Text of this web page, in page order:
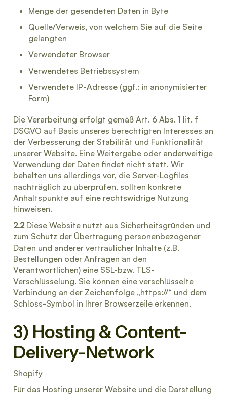
Menge der gesendeten Daten in Byte
Quelle/Verweis, von welchem Sie auf die Seite
gelangten
Verwendeter Browser
Verwendetes Betriebssystem
Verwendete IP-Adresse (ggf.: in anonymisierter
Form)
Die Verarbeitung erfolgt gemäß Art. 6 Abs. 1 lit. f
DSGVO auf Basis unseres berechtigten Interesses an
der Verbesserung der Stabilität und Funktionalität
unserer Website. Eine Weitergabe oder anderweitige
Verwendung der Daten findet nicht statt. Wir
behalten uns allerdings vor, die Server-Logfiles
nachträglich zu überprüfen, sollten konkrete
Anhaltspunkte auf eine rechtswidrige Nutzung
hinweisen.
2.2Diese Website nutzt aus Sicherheitsgründen und
zum Schutz der Übertragung personenbezogener
Daten und anderer vertraulicher Inhalte (z.B.
Bestellungen oder Anfragen an den
Verantwortlichen) eine SSL-bzw. TLS-
Verschlüsselung. Sie können eine verschlüsselte
Verbindung an der Zeichenfolge „https://“ und dem
Schloss-Symbol in Ihrer Browserzeile erkennen.
3) Hosting & Content-
Delivery-Network
Shopify
Für das Hosting unserer Website und die Darstellung